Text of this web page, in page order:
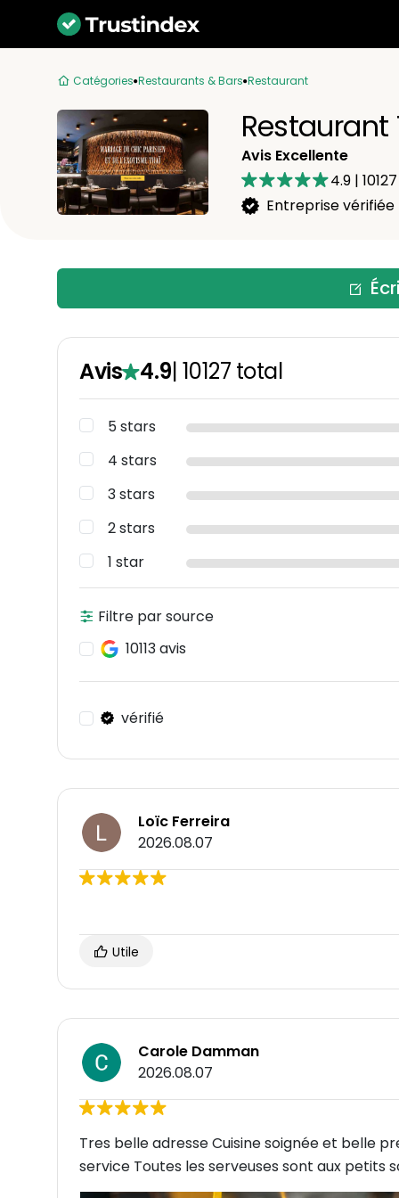
Catégories Restaurants & Bars Restaurant
Avis Excellente
4.9 | 10127
Entreprise vérifiée
Avis 4.9| 10127 total
5 stars
4 stars
3 stars
2 stars
1 star
Filtre par source
10113 avis
vérifié
Loïc Ferreira
2026.08.07
Utile
Carole Damman
2026.08.07
Tres belle adresse Cuisine soignée et belle
service Toutes les serveuses sont aux petits